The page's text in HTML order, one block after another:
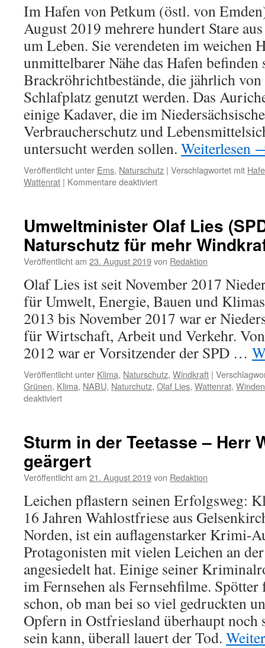
Im Hafen von Petkum (östl. von
August 2019 mehrere hundert Stare
um Leben. Sie verendeten im weichen
unmittelbarer Nähe das Hafen befinden
Brackröhrichtbestände, die jährlich von
Schlafplatz genutzt werden. Das
einige Kadaver, die im
Verbraucherschutz und
untersucht werden sollen. Weiterlesen
Veröffentlicht unter Ems, Naturschutz | Verschlagwortet mit
Wattenrat | Kommentare deaktiviertfür
im
Schlick
verendet
Umweltminister Olaf Lies
Naturschutz für mehr
Veröffentlicht am 23. August 2019von Redaktion
Olaf Lies ist seit November 2017
für Umwelt, Energie, Bauen und
2013 bis November 2017 war er
für Wirtschaft, Arbeit und Verkehr.
2012 war er Vorsitzender der SPD …
Veröffentlicht unter Klima, Naturschutz, Windkraft |
Grünen, Klima, NABU, Naturchutz, Olaf Lies, Wattenrat,
deaktiviertfür
(SPD):
weniger
Naturschutz
für
Windkraft
Sturm in der Teetasse – Herr
geärgert
Veröffentlicht am 21. August 2019von Redaktion
Leichen pflastern seinen Erfolgsweg:
16 Jahren Wahlostfriese aus
Norden, ist ein auflagenstarker Krimi-
Protagonisten mit vielen Leichen an
angesiedelt hat. Einige seiner
im Fernsehen als Fernsehfilme. Spötter
schon, ob man bei so viel gedruckten
Opfern in Ostfriesland überhaupt noch
sein kann, überall lauert der Tod.